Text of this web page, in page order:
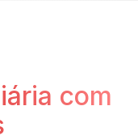
com